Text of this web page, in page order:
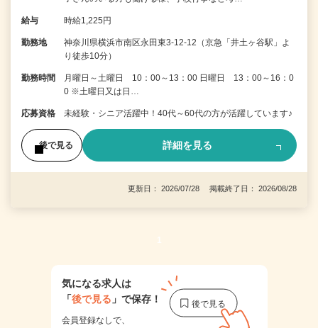
給与 時給1,225円
勤務地
神奈川県横浜市南区永田東3-12-12（京急「井土ヶ谷駅」よ
り徒歩10分）
勤務時間
月曜日～土曜日 10：00～13：00 日曜日 13：00～16：0
0 ※土曜日又は日…
応募資格 未経験・シニア活躍中！40代～60代の方が活躍しています♪
後で見る 詳細を見る
更新日： 2026/07/28 掲載終了日： 2026/08/28
1
気になる求人は
「後で見る 」で保存！
会員登録なしで、